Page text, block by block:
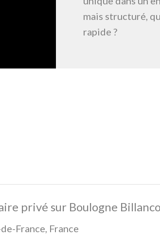
mais structuré,
rapide ?
privé sur Boulogne
France France